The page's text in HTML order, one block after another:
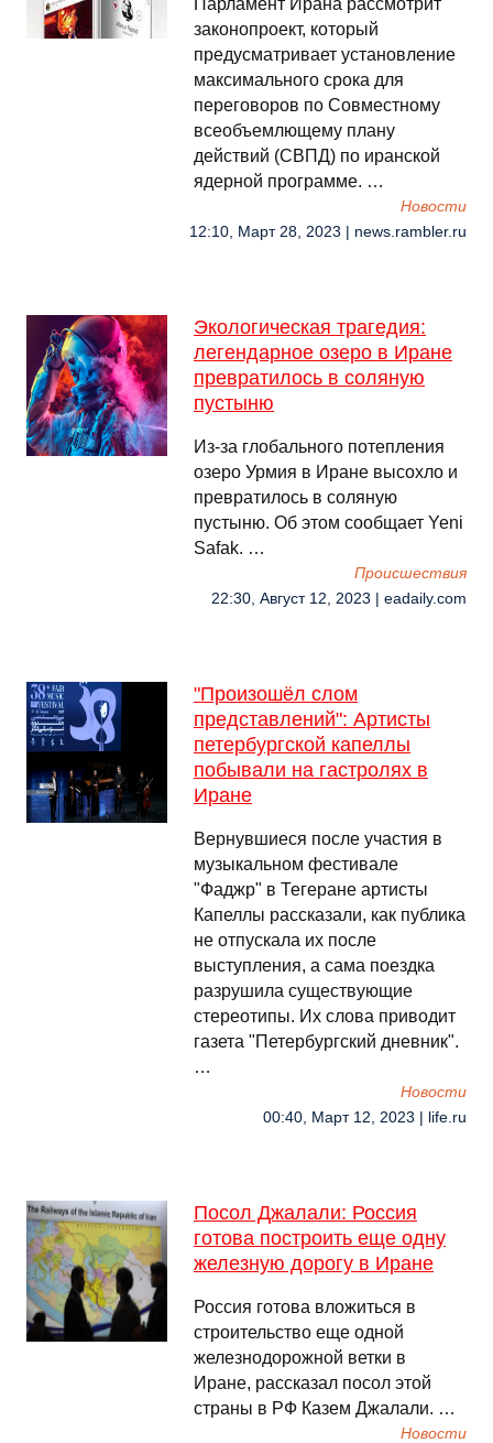
Парламент Ирана рассмотрит
законопроект, который
предусматривает установление
максимального срока для
переговоров по Совместному
всеобъемлющему плану
действий (СВПД) по иранской
ядерной программе. …
Новости
12:10, Март 28, 2023 | news.rambler.ru
Экологическая трагедия:
легендарное озеро в Иране
превратилось в соляную
пустыню
Из-за глобального потепления
озеро Урмия в Иране высохло и
превратилось в соляную
пустыню. Об этом сообщает Yeni
Safak. …
Происшествия
22:30, Август 12, 2023 | eadaily.com
"Произошёл слом
представлений": Артисты
петербургской капеллы
побывали на гастролях в
Иране
Вернувшиеся после участия в
музыкальном фестивале
"Фаджр" в Тегеране артисты
Капеллы рассказали, как публика
не отпускала их после
выступления, а сама поездка
разрушила существующие
стереотипы. Их слова приводит
газета "Петербургский дневник".
…
Новости
00:40, Март 12, 2023 | life.ru
Посол Джалали: Россия
готова построить еще одну
железную дорогу в Иране
Россия готова вложиться в
строительство еще одной
железнодорожной ветки в
Иране, рассказал посол этой
страны в РФ Казем Джалали. …
Новости